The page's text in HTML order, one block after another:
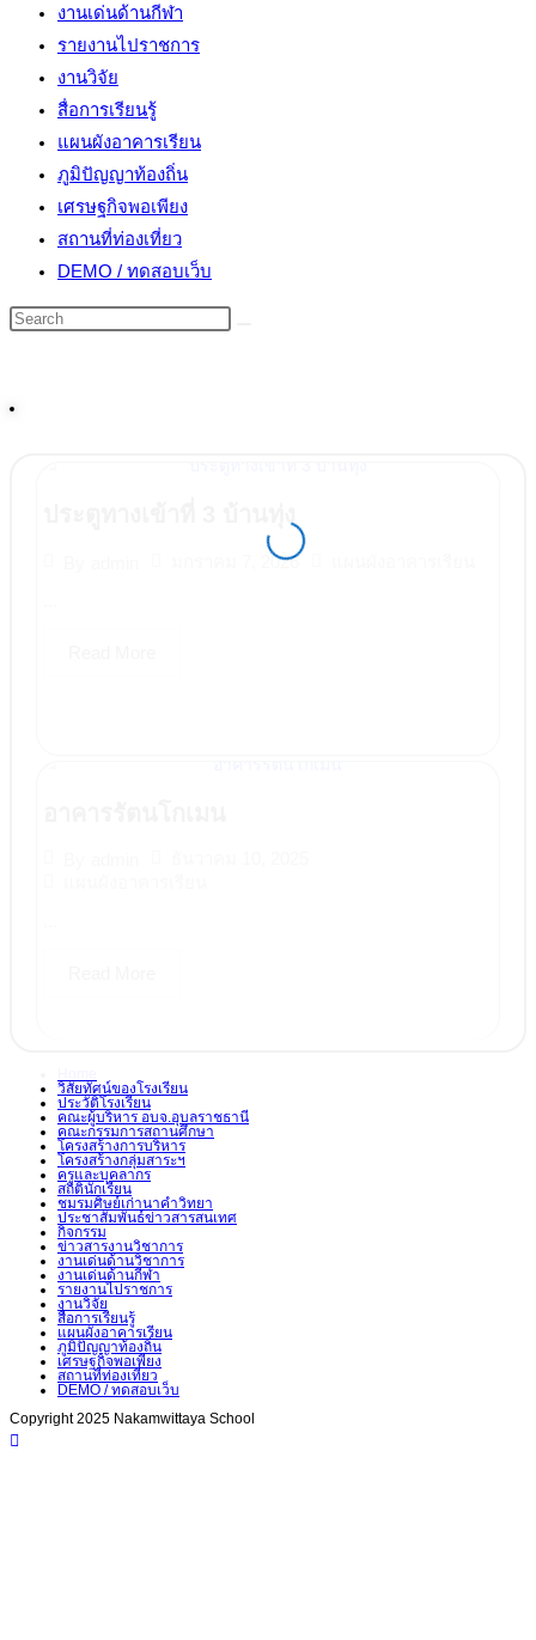
งานเด่นด้านกีฬา
รายงานไปราชการ
งานวิจัย
สื่อการเรียนรู้
แผนผังอาคารเรียน
ภูมิปัญญาท้องถิ่น
เศรษฐกิจพอเพียง
สถานที่ท่องเที่ยว
DEMO / ทดสอบเว็บ
มกราคม 7, 2026
วิสัยทัศน์ของโรงเรียน
ประวัติโรงเรียน
คณะผู้บริหาร อบจ.อุบลราชธานี
คณะกรรมการสถานศึกษา
โครงสร้างการบริหาร
โครงสร้างกลุ่มสาระฯ
ครูและบุคลากร
สถิตินักเรียน
ชมรมศิษย์เก่านาคำวิทยา
ประชาสัมพันธ์ข่าวสารสนเทศ
กิจกรรม
ข่าวสารงานวิชาการ
งานเด่นด้านวิชาการ
งานเด่นด้านกีฬา
รายงานไปราชการ
งานวิจัย
สื่อการเรียนรู้
แผนผังอาคารเรียน
ภูมิปัญญาท้องถิ่น
เศรษฐกิจพอเพียง
สถานที่ท่องเที่ยว
DEMO / ทดสอบเว็บ
Copyright 2025 Nakamwittaya School